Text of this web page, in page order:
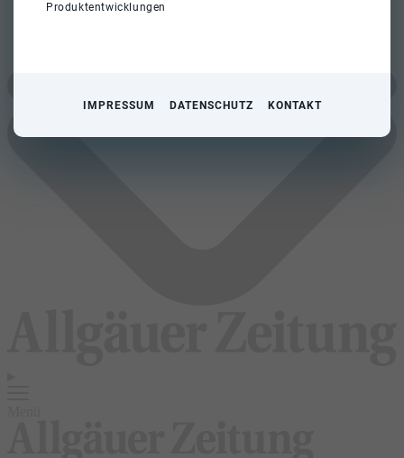
Produktentwicklungen
IMPRESSUM DATENSCHUTZ KONTAKT